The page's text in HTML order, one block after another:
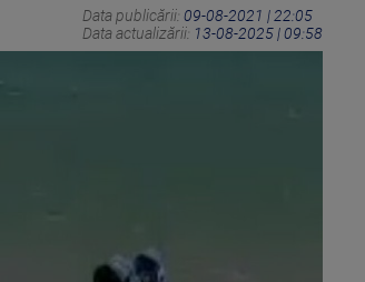
Data publicării: 09-08-2021 | 22:05
Data actualizării: 13-08-2025 | 09:58